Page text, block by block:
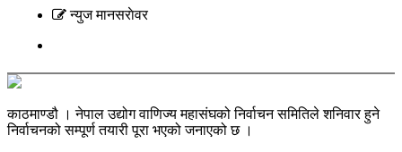
न्युज मानसराेवर
काठमाण्डौ । नेपाल उद्योग वाणिज्य महासंघको निर्वाचन समितिले शनिवार हुने
निर्वाचनको सम्पूर्ण तयारी पूरा भएको जनाएको छ ।